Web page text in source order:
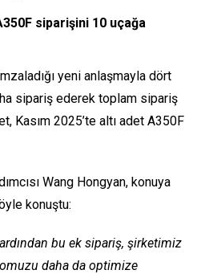
siparişini 10 uçağa
yeni anlaşmayla dört
sipariş ederek toplam sipariş
Kasım 2025’te altı adet A350F
Wang Hongyan, konuya
konuştu:
bu ek sipariş, şirketimiz
daha da optimize